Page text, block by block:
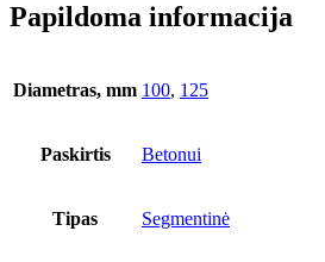
Papildoma informacija
Diametras, mm 100, 125
Paskirtis Betonui
Tipas Segmentinė